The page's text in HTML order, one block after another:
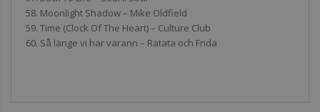
58. Moonlight Shadow – Mike Oldfield
59. Time (Clock Of The Heart) – Culture Club
60. Så länge vi har varann – Ratata och Frida